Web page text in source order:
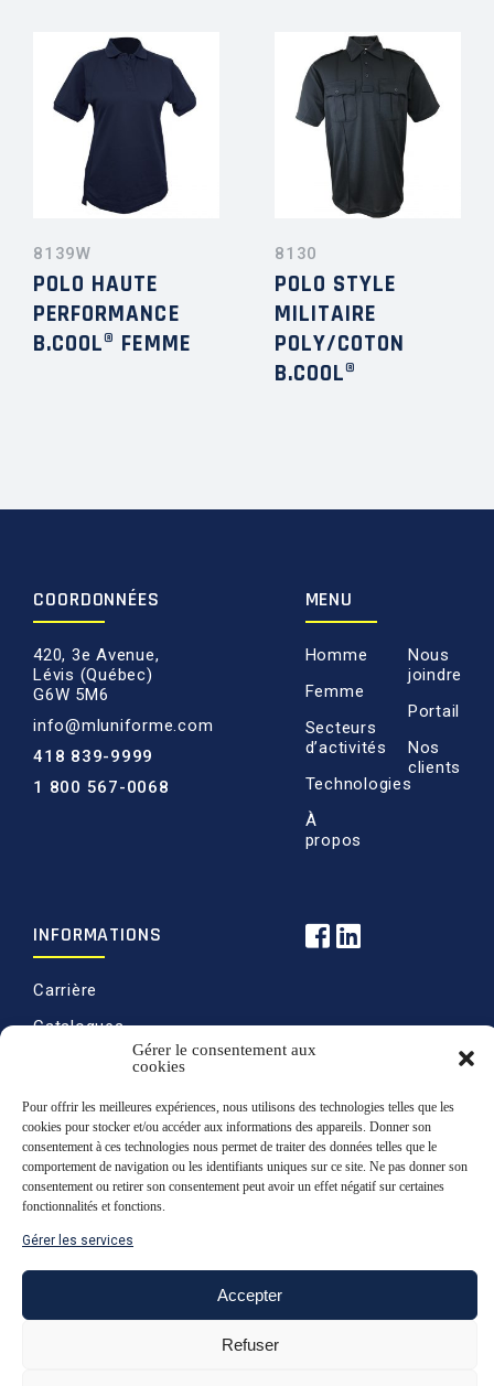
Gérer le consentement aux
cookies
Pour offrir les meilleures expériences, nous utilisons des technologies telles que les
cookies pour stocker et/ou accéder aux informations des appareils. Donner son
consentement à ces technologies nous permet de traiter des données telles que le
comportement de navigation ou les identifiants uniques sur ce site. Ne pas donner son
consentement ou retirer son consentement peut avoir un effet négatif sur certaines
fonctionnalités et fonctions.
Gérer les services
Accepter
Refuser
8139W
POLO HAUTE
PERFORMANCE
B.COOL® FEMME
8130
POLO STYLE
MILITAIRE
POLY/COTON
B.COOL®
COORDONNÉES
420, 3e Avenue,
Lévis (Québec)
G6W 5M6
info@mluniforme.com
418 839-9999
1 800 567-0068
MENU
Homme
Femme
Secteurs
d’activités
Technologies
À
propos
Nous
joindre
Portail
Nos
clients
INFORMATIONS
Carrière
Catalogues
Politique de ventes
Politique de
confidentialité
Retours
© 2020 Martin & Levesque, tous droits
Haut de page